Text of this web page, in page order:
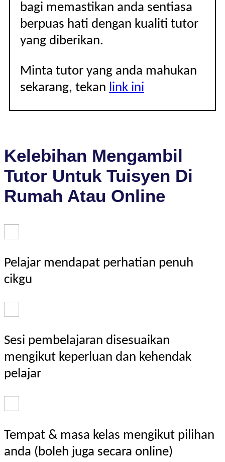
bagi memastikan anda sentiasa
berpuas hati dengan kualiti tutor
yang diberikan.
Minta tutor yang anda mahukan
sekarang, tekan link ini
Kelebihan Mengambil
Tutor Untuk Tuisyen Di
Rumah Atau Online
Pelajar mendapat perhatian penuh
cikgu
Sesi pembelajaran disesuaikan
mengikut keperluan dan kehendak
pelajar
Tempat & masa kelas mengikut pilihan
anda (boleh juga secara online)